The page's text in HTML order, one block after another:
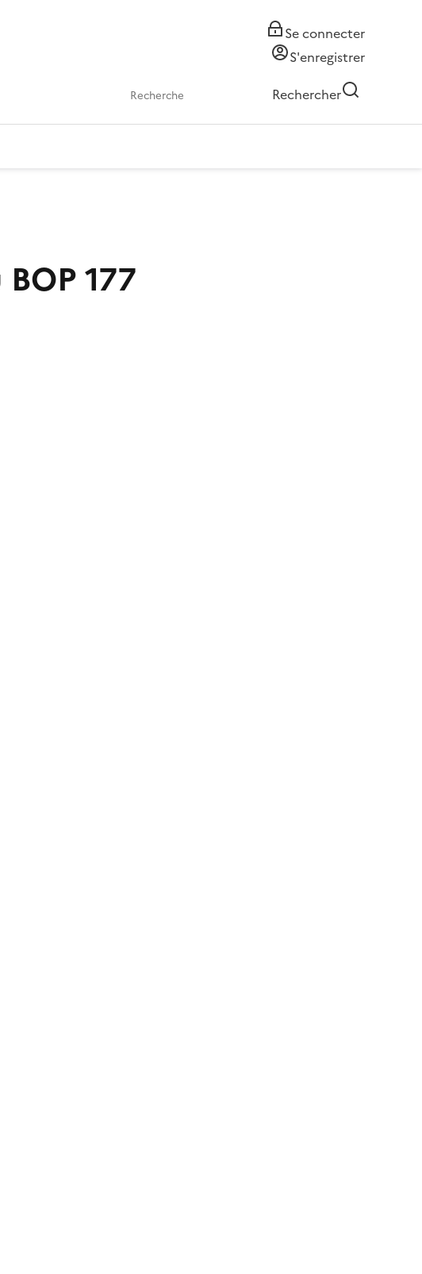
Se connecter
S'enregistrer
Rechercher
177